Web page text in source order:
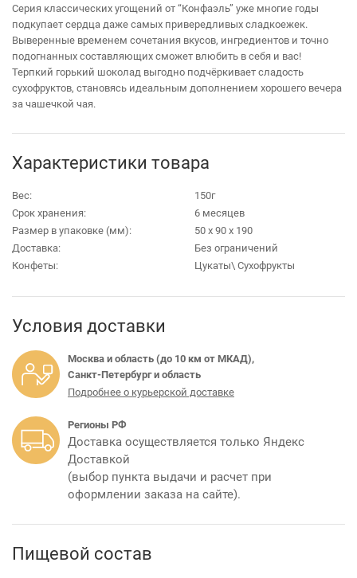
Серия классических угощений от “Конфаэль” уже многие годы
подкупает сердца даже самых привередливых сладкоежек.
Выверенные временем сочетания вкусов, ингредиентов и точно
подогнанных составляющих сможет влюбить в себя и вас!
Терпкий горький шоколад выгодно подчёркивает сладость
сухофруктов, становясь идеальным дополнением хорошего вечера
за чашечкой чая.
Характеристики товара
Вес:
150г
Срок хранения:
6 месяцев
Размер в упаковке (мм):
50 х 90 х 190
Доставка:
Без ограничений
Конфеты:
Цукаты\ Сухофрукты
Условия доставки
Москва и область (до 10 км от МКАД),
Санкт-Петербург и область
Подробнее о курьерской доставке
Регионы РФ
Доставка осуществляется только Яндекс
Доставкой
(выбор пункта выдачи и расчет при
оформлении заказа на сайте).
Пищевой состав